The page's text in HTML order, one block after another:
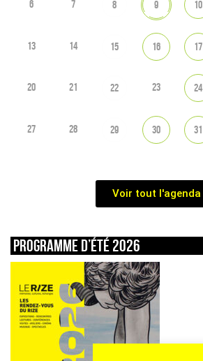
6 7 8 9 10
13 14 15 16 17
20 21 22 23 24
27 28 29 30 31
Voir tout l'agenda
Programme d’été 2026